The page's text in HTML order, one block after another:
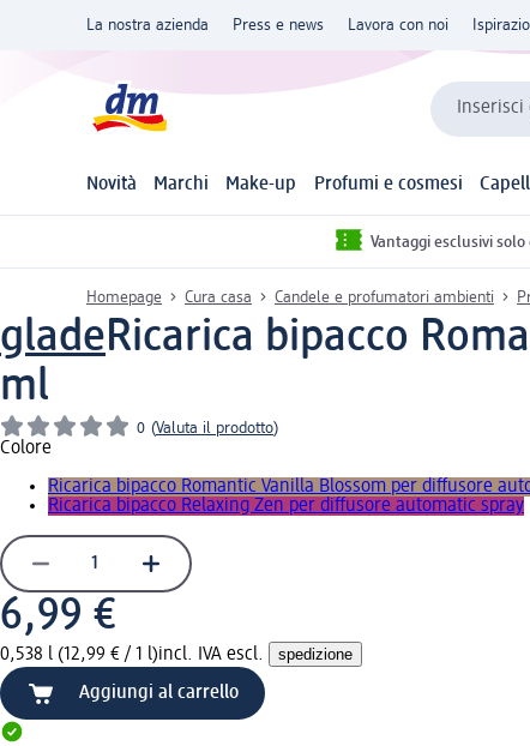
La nostra azienda Press e news Lavora con noi
Novità Marchi Make-up Profumi e cosmesi
Vantaggi esclusivi
Homepage Cura casa Candele e profumatori ambienti
gladeRicarica bipacco
ml
0 (Valuta il prodotto)
Colore
Ricarica bipacco Romantic Vanilla Blossom per diffusore
Ricarica bipacco Relaxing Zen per diffusore automatic spray
6,99 €
0,538 l (12,99 € / 1 l)incl. IVA escl. spedizione
Aggiungi al carrello